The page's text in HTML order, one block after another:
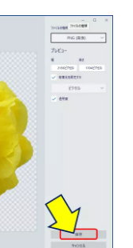
ックする。